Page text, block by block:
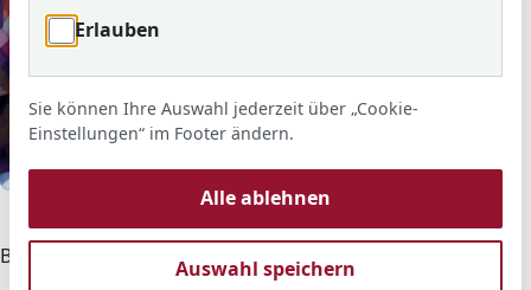
© ARS
Die Bläserklasse auf Ausflug nach Rüdesheim.
Bläserklassen in Rüdesheim!
Erlauben
Sie können Ihre Auswahl jederzeit über „Cookie-
Einstellungen“ im Footer ändern.
Alle ablehnen
Auswahl speichern